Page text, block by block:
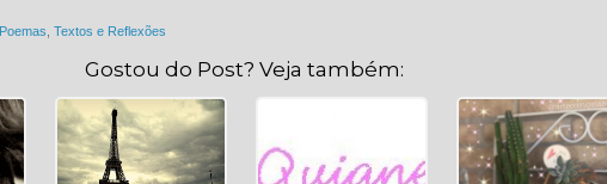
Poemas Textos e Reflexões
Gostou do Post? Veja também: